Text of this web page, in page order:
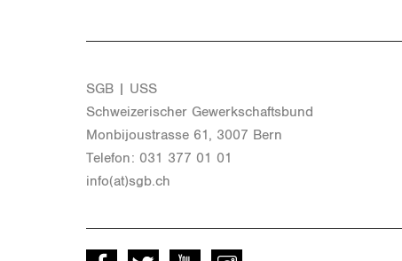
SGB | USS
Schwei­ze­ri­scher Ge­werk­schafts­bund
Mon­bi­joustras­se 61, 3007 Bern
Te­le­fon: 031 377 01 01
info(at)​sgb.​ch
Facebook Twitter Youtube instagram